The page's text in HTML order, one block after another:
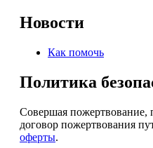
Новости
Как помочь
Политика
Совершая пожертвование,
договор пожертвования
оферты.